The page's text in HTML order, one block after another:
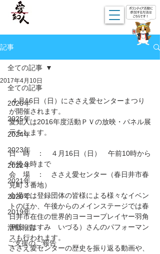
記事
全ての記事
2026年
2025年
2024年
2023年
2022年
2021年
2020年
2019年
活動報告
ご支援のご報告
全ての記事
2017年4月10日
４月16日（日）にささえ愛センターまつり
が開催されます。
愛知人は2016年度活動ＰＶの放映・パネル展
示をします。
日　時　：　４月16日（日）　午前10時から
午後３時まで
会　場　：　ささえ愛センター（春日井市春
見町３番地）
会場では登録団体の皆様による様々なイベン
トのほか、午後からのメインステージでは春
日井市在住の世界的ヨーヨープレイヤー羽角
伊弦（はすみ　いづる）さんのパフォーマン
スも行われます。
ささえ愛センターの歴史を振り返る動画や、